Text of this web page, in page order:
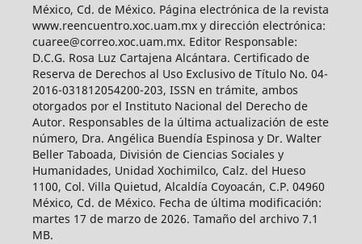
México, Cd. de México. Página electrónica de la revista
www.reencuentro.xoc.uam.mx y dirección electrónica:
cuaree@correo.xoc.uam.mx. Editor Responsable:
D.C.G. Rosa Luz Cartajena Alcántara. Certificado de
Reserva de Derechos al Uso Exclusivo de Título No. 04-
2016-031812054200-203, ISSN en trámite, ambos
otorgados por el Instituto Nacional del Derecho de
Autor. Responsables de la última actualización de este
número, Dra. Angélica Buendía Espinosa y Dr. Walter
Beller Taboada, División de Ciencias Sociales y
Humanidades, Unidad Xochimilco, Calz. del Hueso
1100, Col. Villa Quietud, Alcaldía Coyoacán, C.P. 04960
México, Cd. de México. Fecha de última modificación:
martes 17 de marzo de 2026. Tamaño del archivo 7.1
MB.